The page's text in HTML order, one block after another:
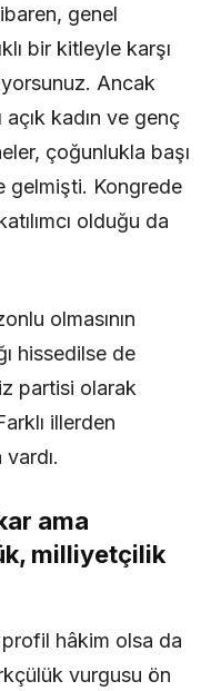
genel
bir kitleyle karşı
Ancak
açık kadın ve genç
çoğunlukla başı
gelmişti. Kongrede
olduğu da
olmasının
hissedilse de
partisi olarak
illerden
ama
milliyetçilik
hâkim olsa da
vurgusu ön